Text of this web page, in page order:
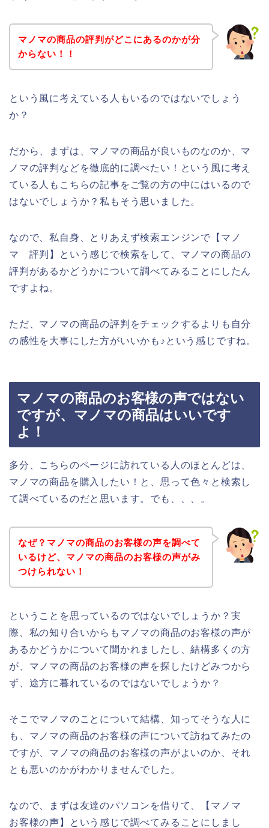
マノマの商品の評判がどこにあるのかが分
からない！！
という風に考えている人もいるのではないでしょう
か？
だから、まずは、マノマの商品が良いものなのか、マ
ノマの評判などを徹底的に調べたい！という風に考え
ている人もこちらの記事をご覧の方の中にはいるので
はないでしょうか？私もそう思いました。
なので、私自身、とりあえず検索エンジンで【マノ
マ 評判】という感じで検索をして、マノマの商品の
評判があるかどうかについて調べてみることにしたん
ですよね。
ただ、マノマの商品の評判をチェックするよりも自分
の感性を大事にした方がいいかも♪という感じですね。
マノマの商品のお客様の声ではない
ですが、マノマの商品はいいです
よ！
多分、こちらのページに訪れている人のほとんどは、
マノマの商品を購入したい！と、思って色々と検索し
て調べているのだと思います。でも、、、。
なぜ？マノマの商品のお客様の声を調べて
いるけど、マノマの商品のお客様の声がみ
つけられない！
ということを思っているのではないでしょうか？実
際、私の知り合いからもマノマの商品のお客様の声が
あるかどうかについて聞かれましたし、結構多くの方
が、マノマの商品のお客様の声を探したけどみつから
ず、途方に暮れているのではないでしょうか？
そこでマノマのことについて結構、知ってそうな人に
も、マノマの商品のお客様の声について訪ねてみたの
ですが、マノマの商品のお客様の声がよいのか、それ
とも悪いのかがわかりませんでした。
なので、まずは友達のパソコンを借りて、【マノマ
お客様の声】という感じで調べてみることにしまし